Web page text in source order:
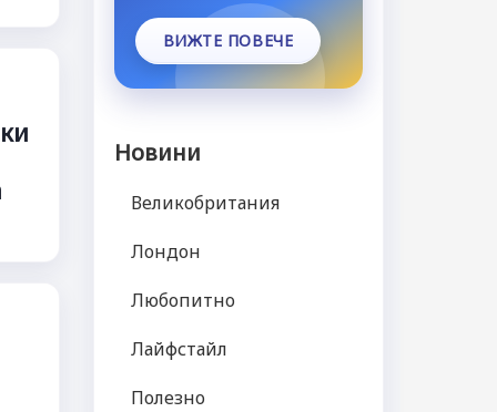
ВИЖТЕ ПОВЕЧЕ
Новини
Великобритания
Лондон
Любопитно
Лайфстайл
Полезно